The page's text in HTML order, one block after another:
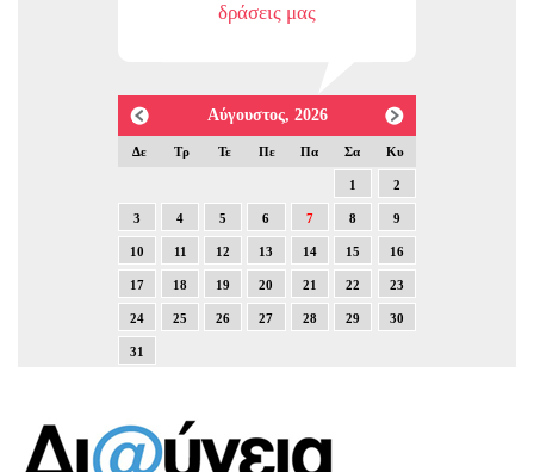
δράσεις μας
Αύγουστος, 2026
Δε Τρ Τε Πε Πα Σα Κυ
1 2
3 4 5 6 7 8 9
10 11 12 13 14 15 16
17 18 19 20 21 22 23
24 25 26 27 28 29 30
31